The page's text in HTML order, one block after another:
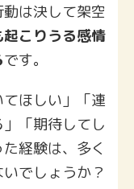
は決して架空
こりうる感情
です。
ほしい」「連
「期待してし
経験は、多く
でしょうか？